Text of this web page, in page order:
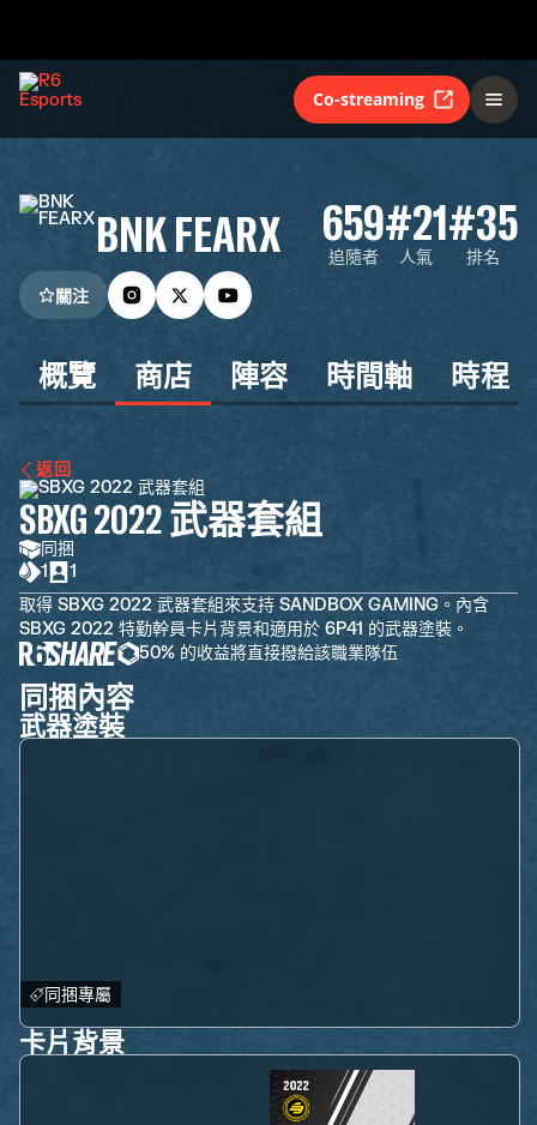
Co-streaming
BNK FEARX 659
追隨者
#21
人氣
#35
排名
關注
概覽 商店 陣容 時間軸 時程
返回
SBXG 2022 武器套組
同捆
1
1
取得 SBXG 2022 武器套組來支持 SANDBOX GAMING。內含
SBXG 2022 特勤幹員卡片背景和適用於 6P41 的武器塗裝。
50% 的收益將直接撥給該職業隊伍
同捆內容
武器塗裝
同捆專屬
卡片背景